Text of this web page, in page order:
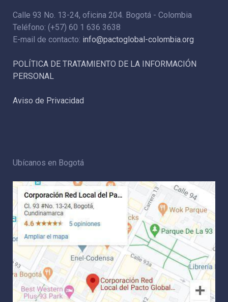
Calle 93 No. 13-24, oficina 204. Bogotá - Colombia
Teléfono: (+57) 60 1 636 3638
E-mail de contacto: info@pactoglobal-colombia.org
POLÍTICA DE TRATAMIENTO DE LA INFORMACIÓN
PERSONAL
Aviso de Privacidad
Ubícanos en Bogotá